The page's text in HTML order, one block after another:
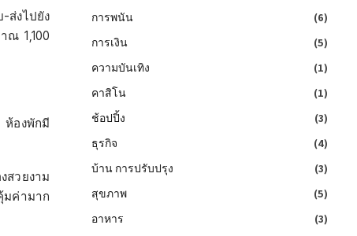
-ส่งไปยัง
ณ 1,100
ห้องพักมี
สวยงาม
มค่ามาก
การพนัน
(6)
การเงิน
(5)
ความบันเทิง
(1)
คาสิโน
(1)
ช้อปปิ้ง
(3)
ธุรกิจ
(4)
บ้าน การปรับปรุง
(3)
สุขภาพ
(5)
อาหาร
(3)